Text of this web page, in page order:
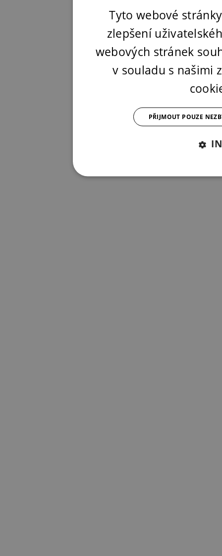
Tyto webové
zlepšení
webových stránek
v souladu s našimi
PŘIJMOUT POUZE